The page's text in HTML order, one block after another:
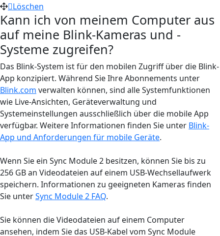
Löschen
Kann ich von meinem Computer aus
auf meine Blink-Kameras und -
Systeme zugreifen?
Das Blink-System ist für den mobilen Zugriff über die Blink-
App konzipiert. Während Sie Ihre Abonnements unter
Blink.com verwalten können, sind alle Systemfunktionen
wie Live-Ansichten, Geräteverwaltung und
Systemeinstellungen ausschließlich über die mobile App
verfügbar. Weitere Informationen finden Sie unter Blink-
App und Anforderungen für mobile Geräte.
Wenn Sie ein Sync Module 2 besitzen, können Sie bis zu
256 GB an Videodateien auf einem USB-Wechsellaufwerk
speichern. Informationen zu geeigneten Kameras finden
Sie unterSync Module 2 FAQ.
Sie können die Videodateien auf einem Computer
ansehen, indem Sie das USB-Kabel vom Sync Module